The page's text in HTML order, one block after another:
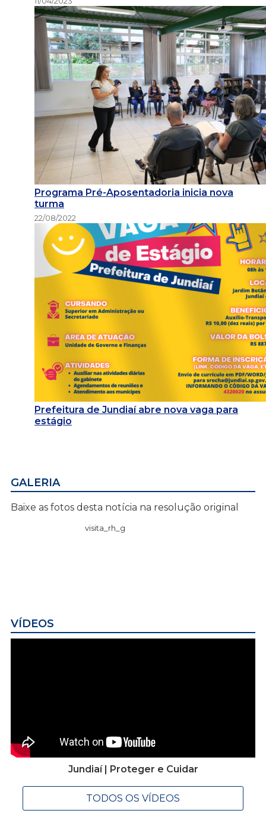
Programa Pré-Aposentadoria inicia nova
turma
22/08/2022
Prefeitura de Jundiaí abre nova vaga para
estágio
GALERIA
Baixe as fotos desta notícia na resolução original
visita_rh_g
VÍDEOS
Jundiaí | Proteger e Cuidar
TODOS OS VÍDEOS